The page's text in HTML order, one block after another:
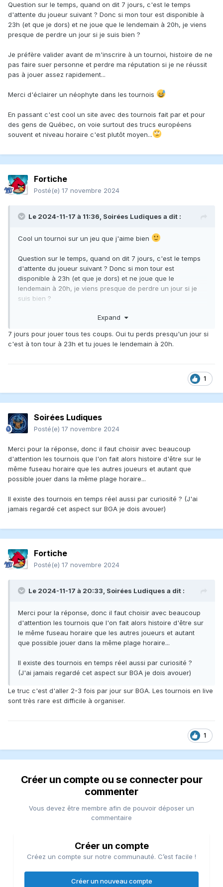
Question sur le temps, quand on dit 7 jours, c'est le temps
d'attente du joueur suivant ? Donc si mon tour est disponible à
23h (et que je dors) et ne joue que le lendemain à 20h, je viens
presque de perdre un jour si je suis bien ?
Je préfère valider avant de m'inscrire à un tournoi, histoire de ne
pas faire suer personne et perdre ma réputation si je ne réussit
pas à jouer assez rapidement...
Merci d'éclairer un néophyte dans les tournois
En passant c'est cool un site avec des tournois fait par et pour
des gens de Québec, on voie surtout des trucs européens
souvent et niveau horaire c'est plutôt moyen...
Fortiche
Posté(e) 17 novembre 2024
Le 2024-11-17 à 11:36, Soirées Ludiques a dit :
Cool un tournoi sur un jeu que j'aime bien
Question sur le temps, quand on dit 7 jours, c'est le temps
d'attente du joueur suivant ? Donc si mon tour est
disponible à 23h (et que je dors) et ne joue que le
lendemain à 20h, je viens presque de perdre un jour si je
suis bien ?
Je préfère valider avant de m'inscrire à un tournoi, histoire
ne réussit pas à jouer assez rapidement...
En passant c'est cool un site avec des tournois fait par et
Expand
7 jours pour jouer tous tes coups. Oui tu perds presqu'un jour si
c'est à ton tour à 23h et tu joues le lendemain à 20h.
1
Soirées Ludiques
Posté(e) 17 novembre 2024
Merci pour la réponse, donc il faut choisir avec beaucoup
d'attention les tournois que l'on fait alors histoire d'être sur le
même fuseau horaire que les autres joueurs et autant que
possible jouer dans la même plage horaire...
Il existe des tournois en temps réel aussi par curiosité ? (J'ai
jamais regardé cet aspect sur BGA je dois avouer)
Fortiche
Posté(e) 17 novembre 2024
Le 2024-11-17 à 20:33, Soirées Ludiques a dit :
Merci pour la réponse, donc il faut choisir avec beaucoup
d'attention les tournois que l'on fait alors histoire d'être sur
le même fuseau horaire que les autres joueurs et autant
que possible jouer dans la même plage horaire...
Il existe des tournois en temps réel aussi par curiosité ?
(J'ai jamais regardé cet aspect sur BGA je dois avouer)
Le truc c'est d'aller 2-3 fois par jour sur BGA. Les tournois en live
sont très rare est difficile à organiser.
1
Créer un compte ou se connecter pour
commenter
Vous devez être membre afin de pouvoir déposer un
commentaire
Créer un compte
Créez un compte sur notre communauté. C’est facile !
Créer un nouveau compte